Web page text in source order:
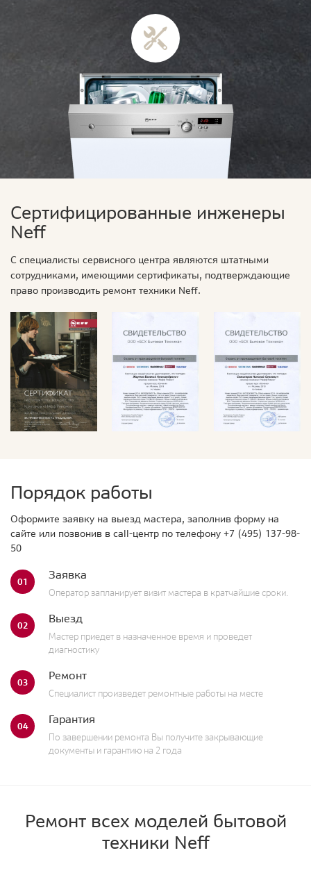
Сертифицированные инженеры
Neff
С специалисты сервисного центра являются штатными
сотрудниками, имеющими сертификаты, подтверждающие
право производить ремонт техники Neff.
Порядок работы
Оформите заявку на выезд мастера, заполнив форму на
сайте или позвонив в call-центр по телефону +7 (495) 137-98-
50
01 Заявка
Оператор запланирует визит мастера в кратчайшие сроки.
02 Выезд
Мастер приедет в назначенное время и проведет
диагностику
03 Ремонт
Специалист произведет ремонтные работы на месте
04 Гарантия
По завершении ремонта Вы получите закрывающие
документы и гарантию на 2 года
Ремонт всех моделей бытовой
техники Neff